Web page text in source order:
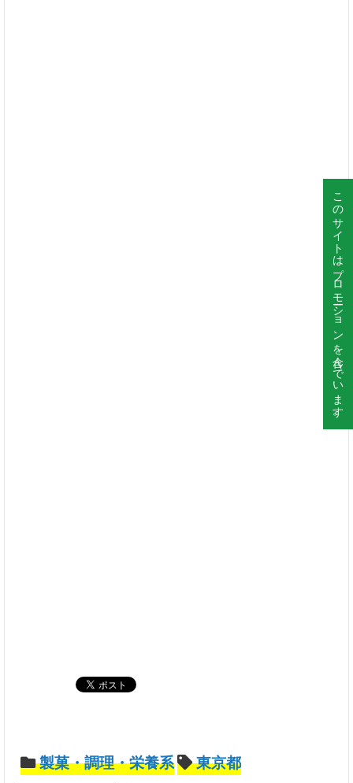
製菓・調理・栄養系
東京都
このサイトはプロモーションを含んでいます。